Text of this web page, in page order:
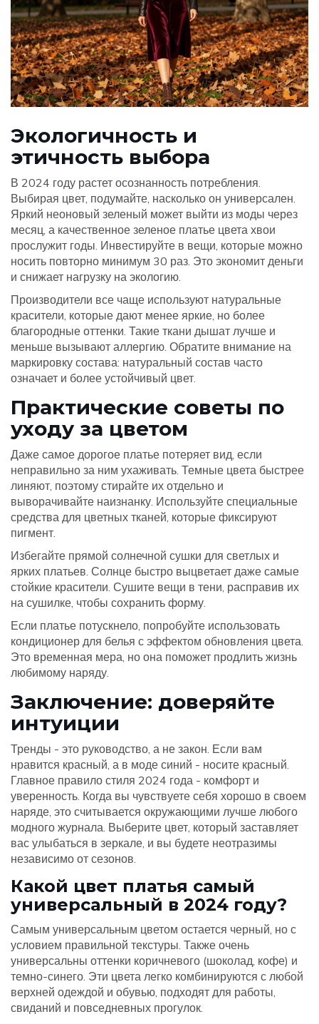
Экологичность и
этичность выбора
В 2024 году растет осознанность потребления.
Выбирая цвет, подумайте, насколько он универсален.
Яркий неоновый зеленый может выйти из моды через
месяц, а качественное зеленое платье цвета хвои
прослужит годы. Инвестируйте в вещи, которые можно
носить повторно минимум 30 раз. Это экономит деньги
и снижает нагрузку на экологию.
Производители все чаще используют натуральные
красители, которые дают менее яркие, но более
благородные оттенки. Такие ткани дышат лучше и
меньше вызывают аллергию. Обратите внимание на
маркировку состава: натуральный состав часто
означает и более устойчивый цвет.
Практические советы по
уходу за цветом
Даже самое дорогое платье потеряет вид, если
неправильно за ним ухаживать. Темные цвета быстрее
линяют, поэтому стирайте их отдельно и
выворачивайте наизнанку. Используйте специальные
средства для цветных тканей, которые фиксируют
пигмент.
Избегайте прямой солнечной сушки для светлых и
ярких платьев. Солнце быстро выцветает даже самые
стойкие красители. Сушите вещи в тени, расправив их
на сушилке, чтобы сохранить форму.
Если платье потускнело, попробуйте использовать
кондиционер для белья с эффектом обновления цвета.
Это временная мера, но она поможет продлить жизнь
любимому наряду.
Заключение: доверяйте
интуиции
Тренды - это руководство, а не закон. Если вам
нравится красный, а в моде синий - носите красный.
Главное правило стиля 2024 года - комфорт и
уверенность. Когда вы чувствуете себя хорошо в своем
наряде, это считывается окружающими лучше любого
модного журнала. Выберите цвет, который заставляет
вас улыбаться в зеркале, и вы будете неотразимы
независимо от сезонов.
Какой цвет платья самый
универсальный в 2024 году?
Самым универсальным цветом остается черный, но с
условием правильной текстуры. Также очень
универсальны оттенки коричневого (шоколад, кофе) и
темно-синего. Эти цвета легко комбинируются с любой
верхней одеждой и обувью, подходят для работы,
свиданий и повседневных прогулок.